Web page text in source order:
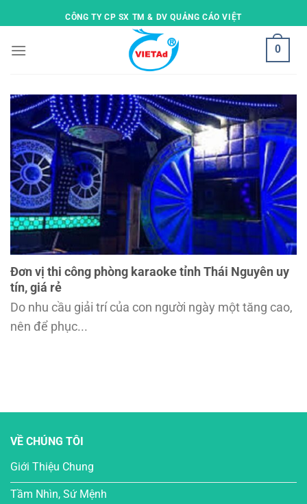
to
CÔNG TY CP SX TM & DV QUẢNG CÁO VIỆT
0
Đơn vị thi công phòng karaoke tỉnh Thái Nguyên uy
tín, giá rẻ
Do nhu cầu giải trí của con người ngày một tăng cao,
nên để phục...
VỀ CHÚNG TÔI
Giới Thiệu Chung
Tầm Nhìn, Sứ Mệnh